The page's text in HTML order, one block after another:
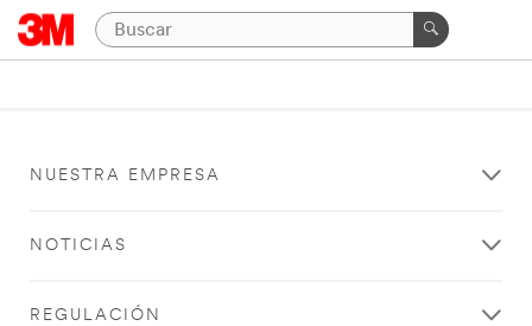
NUESTRA EMPRESA
NOTICIAS
REGULACIÓN